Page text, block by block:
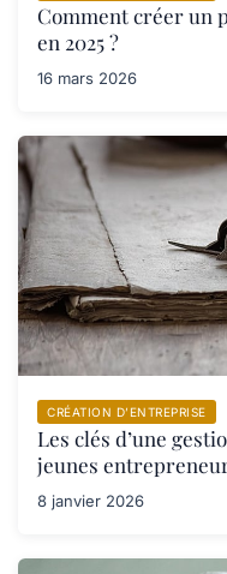
Comment créer un
en 2025 ?
16 mars 2026
CRÉATION D’ENTREPRISE
Les clés d’une
jeunes
8 janvier 2026